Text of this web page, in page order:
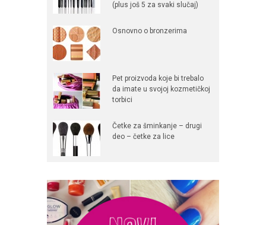
(plus još 5 za svaki slučaj)
Osnovno o bronzerima
Pet proizvoda koje bi trebalo
da imate u svojoj kozmetičkoj
torbici
Četke za šminkanje – drugi
deo – četke za lice